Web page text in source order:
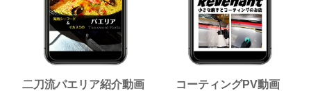
二刀流パエリア紹介動画 コーティングPV動画